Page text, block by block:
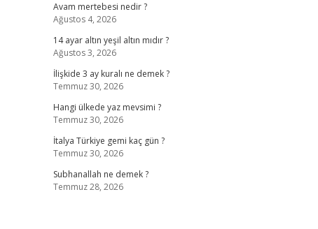
Avam mertebesi nedir ?
Ağustos 4, 2026
14 ayar altın yeşil altın mıdır ?
Ağustos 3, 2026
İlişkide 3 ay kuralı ne demek ?
Temmuz 30, 2026
Hangi ülkede yaz mevsimi ?
Temmuz 30, 2026
İtalya Türkiye gemi kaç gün ?
Temmuz 30, 2026
Subhanallah ne demek ?
Temmuz 28, 2026